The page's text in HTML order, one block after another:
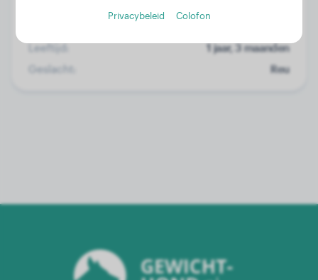
Leeftijd:
1 jaar, 3 maanden
Geslacht:
Reu
Privacybeleid Colofon